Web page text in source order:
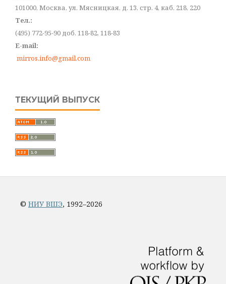
101000, Москва, ул. Мясницкая, д. 13, стр. 4, каб. 218, 220
Тел.:
(495) 772-95-90 доб. 118-82, 118-83
E-mail:
mirros.info@gmail.com
ТЕКУЩИЙ ВЫПУСК
© НИУ ВШЭ, 1992–2026